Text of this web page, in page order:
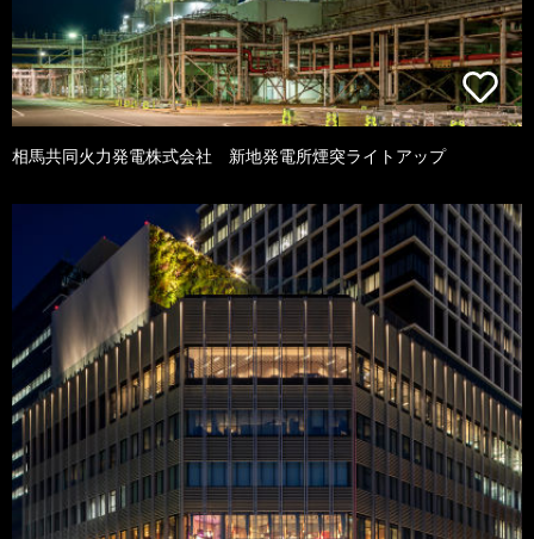
相馬共同火力発電株式会社 新地発電所煙突ライトアップ